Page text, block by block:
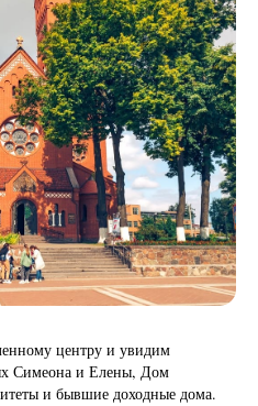
центру и увидим
Симеона и Елены, Дом
и бывшие доходные дома.